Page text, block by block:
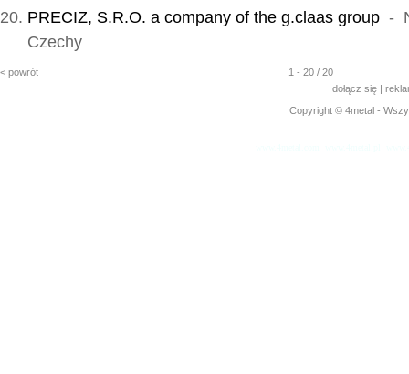
PRECIZ, S.R.O. a company of the g.claas group -
Czechy
< powrót
1 - 20 / 20
dołącz się |
Copyright © 4metal -